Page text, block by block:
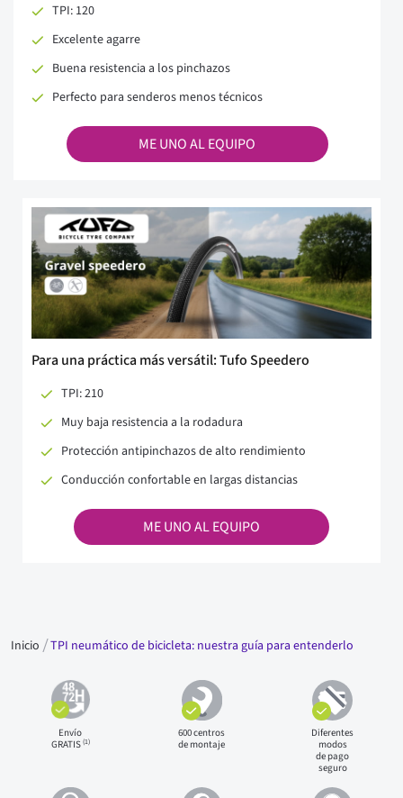
TPI: 120
Excelente agarre
Buena resistencia a los pinchazos
Perfecto para senderos menos técnicos
ME UNO AL EQUIPO
Para una práctica más versátil: Tufo Speedero
TPI: 210
Muy baja resistencia a la rodadura
Protección antipinchazos de alto rendimiento
Conducción confortable en largas distancias
ME UNO AL EQUIPO
Inicio TPI neumático de bicicleta: nuestra guía para entenderlo
Envío
GRATIS(1)
600 centros
de montaje
Diferentes
modos
de pago
seguro